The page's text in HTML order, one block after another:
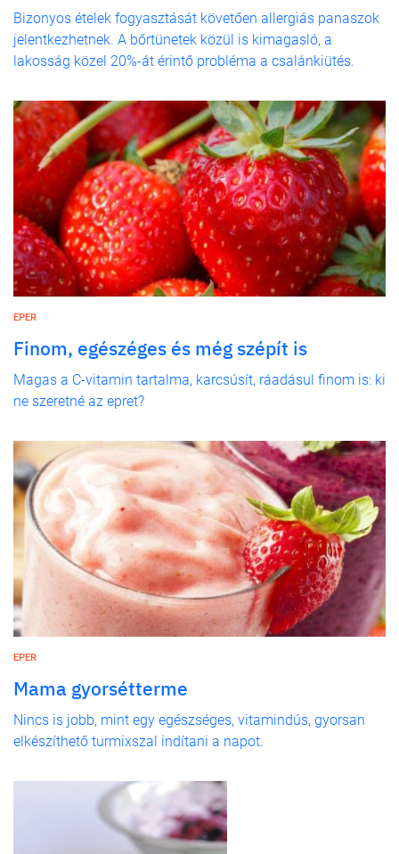
Bizonyos ételek fogyasztását követően allergiás panaszok
jelentkezhetnek. A bőrtünetek közül is kimagasló, a
lakosság közel 20%-át érintő probléma a csalánkiütés.
EPER
Finom, egészéges és még szépít is
Magas a C-vitamin tartalma, karcsúsít, ráadásul finom is: ki
ne szeretné az epret?
EPER
Mama gyorsétterme
Nincs is jobb, mint egy egészséges, vitamindús, gyorsan
elkészíthető turmixszal indítani a napot.